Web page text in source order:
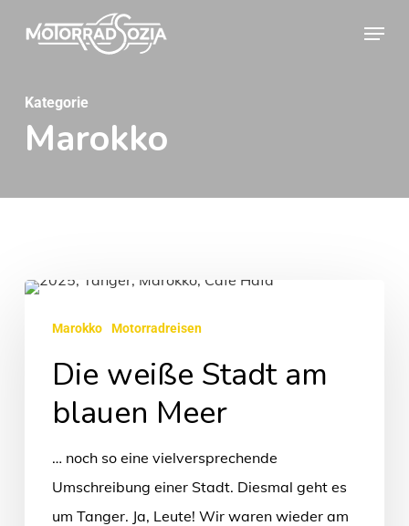
content
Menu
Kategorie
Marokko
Die
weiße
blauen
Marokko Motorradreisen
Die weiße Stadt am
blauen Meer
… noch so eine vielversprechende
Umschreibung einer Stadt. Diesmal geht es
um Tanger. Ja, Leute! Wir waren wieder am